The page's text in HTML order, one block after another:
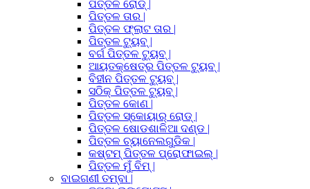
ପିତ୍ତଳ ରୋଡ୍ |
ପିତ୍ତଳ ତାର |
ପିତ୍ତଳ ଫ୍ଲାଟ ତାର |
ପିତ୍ତଳ ଟ୍ୟୁବ୍ |
ବର୍ଗ ପିତ୍ତଳ ଟ୍ୟୁବ୍ |
ଆୟତକ୍ଷେତ୍ର ପିତ୍ତଳ ଟ୍ୟୁବ୍ |
ବିହୀନ ପିତ୍ତଳ ଟ୍ୟୁବ୍ |
ସଠିକ୍ ପିତ୍ତଳ ଟ୍ୟୁବ୍ |
ପିତ୍ତଳ କୋଣ |
ପିତ୍ତଳ ସ୍କୋୟାର୍ ରୋଡ୍ |
ପିତ୍ତଳ ଷୋଡଶାଳିଆ ଦଣ୍ଡ |
ପିତ୍ତଳ ଚ୍ୟାନେଲଗୁଡିକ |
କଷ୍ଟମ୍ ପିତ୍ତଳ ପ୍ରୋଫାଇଲ୍ |
ପିତ୍ତଳ ମୁଁ ବିମ୍ |
ବାଇଗଣୀ ତମ୍ବା |